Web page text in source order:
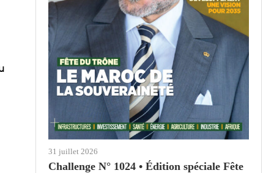
31 juillet 2026
Challenge N° 1024 • Édition spéciale Fête